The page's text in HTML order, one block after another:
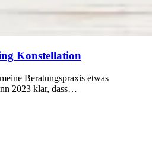
Konstellation
Beratungspraxis etwas
2023 klar, dass…